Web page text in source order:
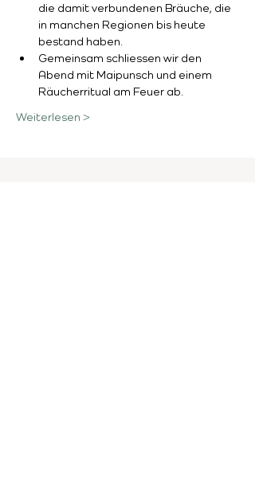
die damit verbundenen Bräuche, die
in manchen Regionen bis heute
bestand haben.
Gemeinsam schliessen wir den
Abend mit Maipunsch und einem
Räucherritual am Feuer ab.
Weiterlesen >